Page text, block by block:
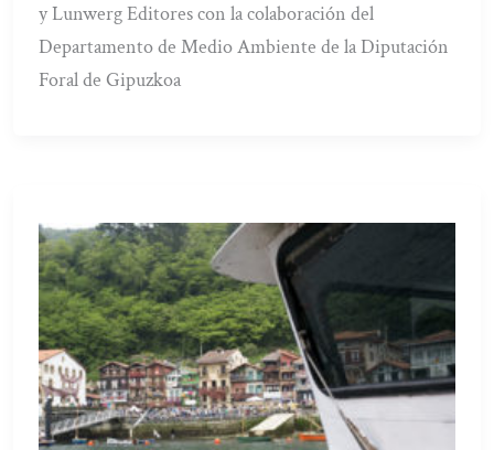
y Lunwerg Editores con la colaboración del
Departamento de Medio Ambiente de la Diputación
Foral de Gipuzkoa